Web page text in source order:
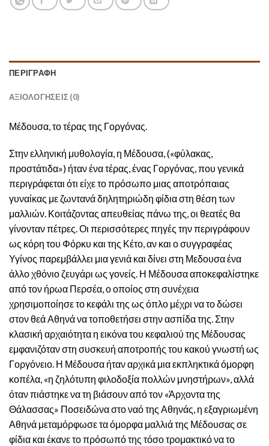
ΠΕΡΙΓΡΑΦΉ
ΑΞΙΟΛΟΓΉΣΕΙΣ (0)
Μέδουσα, το τέρας της Γοργόνας.
Στην ελληνική μυθολογία, η Μέδουσα, («φύλακας,
προστάτιδα») ήταν ένα τέρας, ένας Γοργόνας, που γενικά
περιγράφεται ότι είχε το πρόσωπο μιας αποτρόπαιας
γυναίκας με ζωντανά δηλητηριώδη φίδια στη θέση των
μαλλιών. Κοιτάζοντας απευθείας πάνω της, οι θεατές θα
γίνονταν πέτρες. Οι περισσότερες πηγές την περιγράφουν
ως κόρη του Φόρκυ και της Κέτο, αν και ο συγγραφέας
Υγίνος παρεμβάλλει μια γενιά και δίνει στη Μεδουσα ένα
άλλο χθόνιο ζευγάρι ως γονείς. Η Μέδουσα αποκεφαλίστηκε
από τον ήρωα Περσέα, ο οποίος στη συνέχεια
χρησιμοποίησε το κεφάλι της ως όπλο μέχρι να το δώσει
στον θεά Αθηνά να τοποθετήσει στην ασπίδα της. Στην
κλασική αρχαιότητα η εικόνα του κεφαλιού της Μέδουσας
εμφανιζόταν στη συσκευή αποτροπής του κακού γνωστή ως
Γοργόνειο. Η Μέδουσα ήταν αρχικά μια εκπληκτικά όμορφη
κοπέλα, «η ζηλότυπη φιλοδοξία πολλών μνηστήρων», αλλά
όταν πιάστηκε να τη βιάσουν από τον «Άρχοντα της
Θάλασσας» Ποσειδώνα στο ναό της Αθηνάς, η εξαγριωμένη
Αθηνά μεταμόρφωσε τα όμορφα μαλλιά της Μέδουσας σε
φίδια και έκανε το πρόσωπό της τόσο τρομακτικό να το